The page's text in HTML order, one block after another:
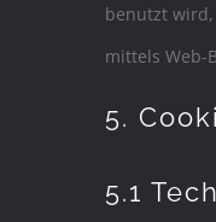
benutzt
mittels Web-
5.
5.1